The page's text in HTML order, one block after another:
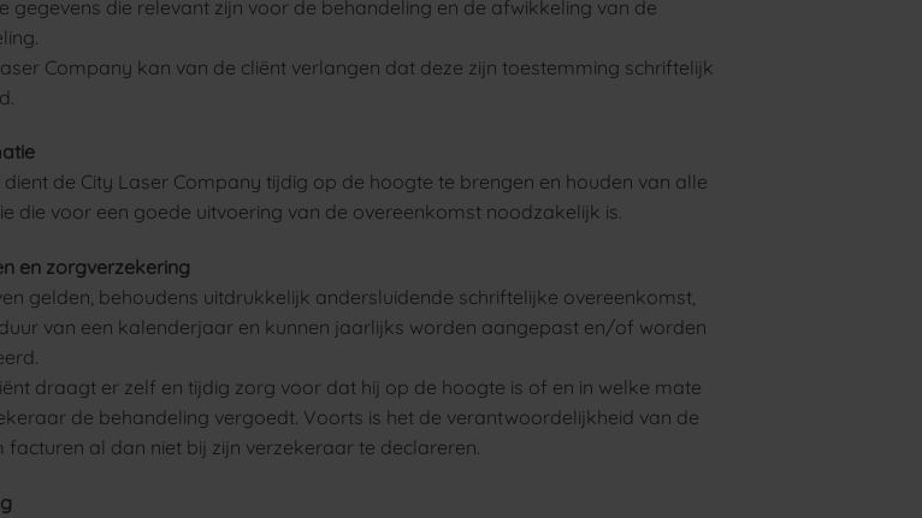
gegevens die relevant zijn voor de behandeling en de afwikkeling van de
Company kan van de cliënt verlangen dat deze zijn toestemming schriftelijk
dient de City Laser Company tijdig op de hoogte te brengen en houden van alle
die voor een goede uitvoering van de overeenkomst noodzakelijk is.
en zorgverzekering
gelden, behoudens uitdrukkelijk andersluidende schriftelijke overeenkomst,
van een kalenderjaar en kunnen jaarlijks worden aangepast en/of worden
draagt er zelf en tijdig zorg voor dat hij op de hoogte is of en in welke mate
de behandeling vergoedt. Voorts is het de verantwoordelijkheid van de
facturen al dan niet bij zijn verzekeraar te declareren.